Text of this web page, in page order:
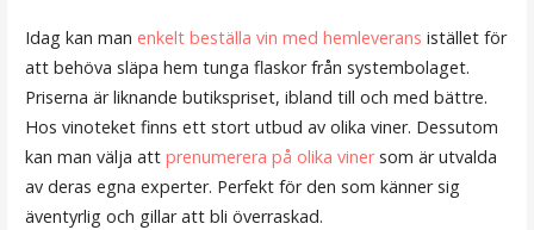
Idag kan man enkelt beställa vin med hemleverans istället för
att behöva släpa hem tunga flaskor från systembolaget.
Priserna är liknande butikspriset, ibland till och med bättre.
Hos vinoteket finns ett stort utbud av olika viner. Dessutom
kan man välja att prenumerera på olika vinersom är utvalda
av deras egna experter. Perfekt för den som känner sig
äventyrlig och gillar att bli överraskad.